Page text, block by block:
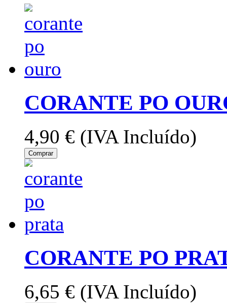
CORANTE PO
4,90 € (IVA Incluído)
Comprar
CORANTE PO
6,65 € (IVA Incluído)